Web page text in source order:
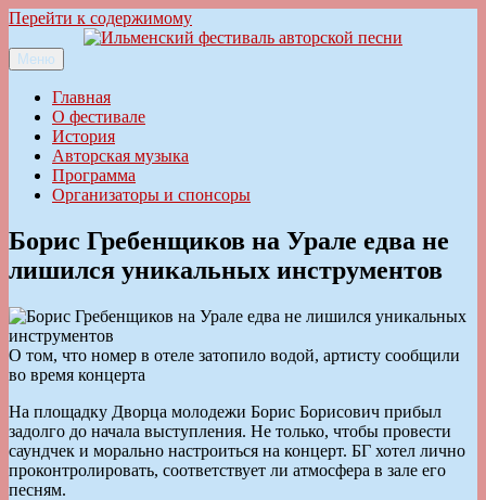
Перейти к содержимому
Ильменский фестиваль авторской песни
Меню
Главная
О фестивале
История
Авторская музыка
Программа
Организаторы и спонсоры
Борис Гребенщиков на Урале едва не
лишился уникальных инструментов
О том, что номер в отеле затопило водой, артисту сообщили
во время концерта
На площадку Дворца молодежи Борис Борисович прибыл
задолго до начала выступления. Не только, чтобы провести
саундчек и морально настроиться на концерт. БГ хотел лично
проконтролировать, соответствует ли атмосфера в зале его
песням.